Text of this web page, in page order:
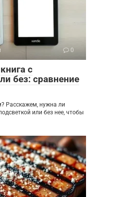
0
с
без: сравнение
Расскажем, нужна ли
или без нее, чтобы